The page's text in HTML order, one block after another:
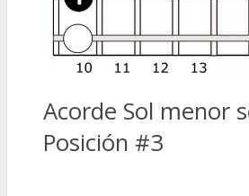
Acorde Sol menor
Posición #3